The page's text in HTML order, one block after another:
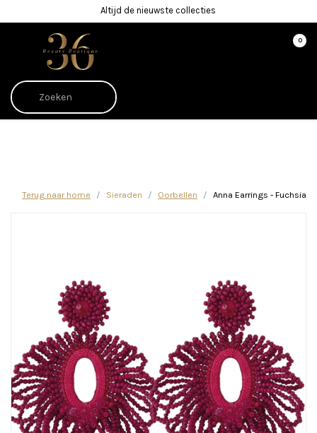
Altijd de nieuwste collecties
0
Terug naar home Sieraden Oorbellen Anna Earrings - Fuchsia